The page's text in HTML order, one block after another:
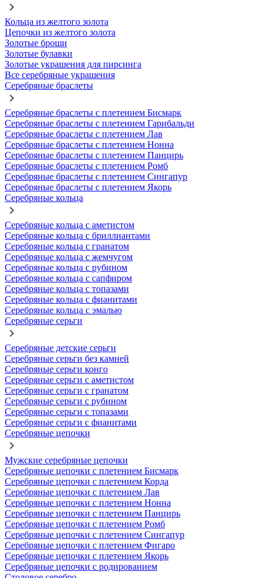
Кольца из желтого золота
Цепочки из желтого золота
Золотые броши
Золотые булавки
Золотые украшения для пирсинга
Все серебряные украшения
Серебряные браслеты
Серебряные браслеты с плетением Бисмарк
Серебряные браслеты с плетением Гарибальди
Серебряные браслеты с плетением Лав
Серебряные браслеты с плетением Нонна
Серебряные браслеты с плетением Панцирь
Серебряные браслеты с плетением Ромб
Серебряные браслеты с плетением Сингапур
Серебряные браслеты с плетением Якорь
Серебряные кольца
Серебряные кольца с аметистом
Серебряные кольца с бриллиантами
Серебряные кольца с гранатом
Серебряные кольца с жемчугом
Серебряные кольца с рубином
Серебряные кольца с сапфиром
Серебряные кольца с топазами
Серебряные кольца с фианитами
Серебряные кольца с эмалью
Серебряные серьги
Серебряные детские серьги
Серебряные серьги без камней
Серебряные серьги конго
Серебряные серьги с аметистом
Серебряные серьги с гранатом
Серебряные серьги с рубином
Серебряные серьги с топазами
Серебряные серьги с фианитами
Серебряные цепочки
Мужские серебряные цепочки
Серебряные цепочки с плетением Бисмарк
Серебряные цепочки с плетением Корда
Серебряные цепочки с плетением Лав
Серебряные цепочки с плетением Нонна
Серебряные цепочки с плетением Панцирь
Серебряные цепочки с плетением Ромб
Серебряные цепочки с плетением Сингапур
Серебряные цепочки с плетением Фигаро
Серебряные цепочки с плетением Якорь
Серебряные цепочки с родированием